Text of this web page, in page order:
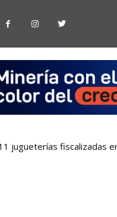
jugueterías fiscalizadas